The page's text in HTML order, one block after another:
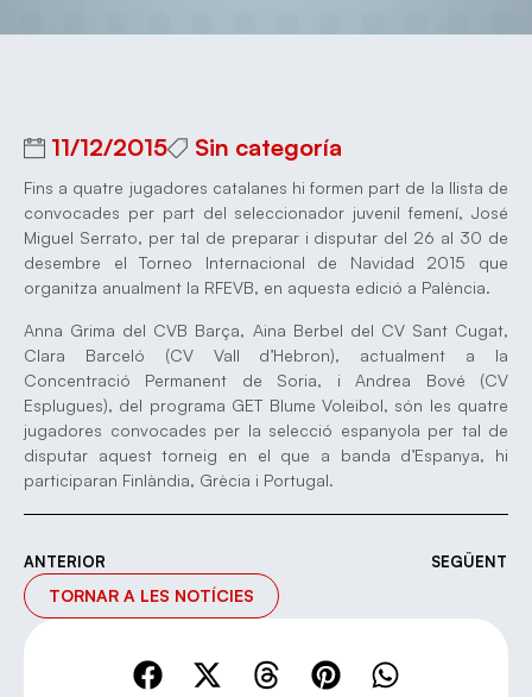
11/12/2015 Sin categoría
Fins a quatre jugadores catalanes hi formen part de la llista de
convocades per part del seleccionador juvenil femení, José
Miguel Serrato, per tal de preparar i disputar del 26 al 30 de
desembre el Torneo Internacional de Navidad 2015 que
organitza anualment la RFEVB, en aquesta edició a Palència.
Anna Grima del CVB Barça, Aina Berbel del CV Sant Cugat,
Clara Barceló (CV Vall d’Hebron), actualment a la
Concentració Permanent de Soria, i Andrea Bové (CV
Esplugues), del programa GET Blume Voleibol, són les quatre
jugadores convocades per la selecció espanyola per tal de
disputar aquest torneig en el que a banda d’Espanya, hi
participaran Finlàndia, Grècia i Portugal.
ANTERIOR SEGÜENT
TORNAR A LES NOTÍCIES